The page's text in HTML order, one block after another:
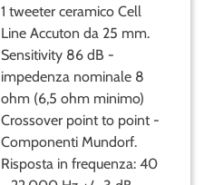
1 tweeter ceramico Cell
Line Accuton da 25 mm.
Sensitivity 86 dB -
impedenza nominale 8
ohm (6,5 ohm minimo)
Crossover point to point -
Componenti Mundorf.
Risposta in frequenza: 40